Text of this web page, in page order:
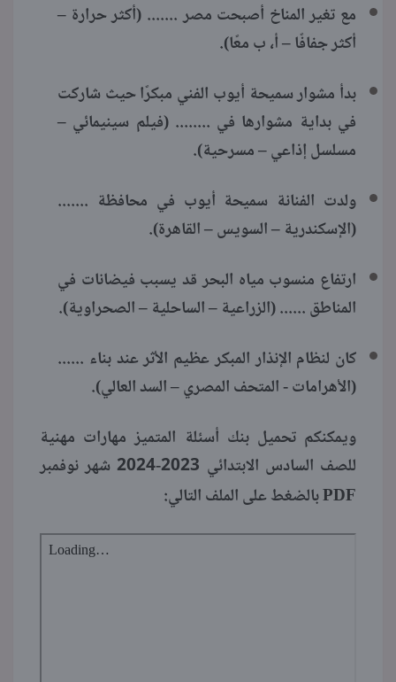
مع تغير المناخ أصبحت مصر ....... (أكثر حرارة –
أكثر جفافًا – أ، ب معًا).
بدأ مشوار سميحة أيوب الفني مبكرًا حيث شاركت
في بداية مشوارها في ........ (فيلم سينيمائي –
مسلسل إذاعي – مسرحية).
ولدت الفنانة سميحة أيوب في محافظة .......
(الإسكندرية – السويس – القاهرة).
ارتفاع منسوب مياه البحر قد يسبب فيضانات في
المناطق ...... (الزراعية – الساحلية – الصحراوية).
كان لنظام الإنذار المبكر عظيم الأثر عند بناء ......
(الأهرامات - المتحف المصري – السد العالي).
ويمكنكم تحميل بنك أسئلة المتميز مهارات مهنية
للصف السادس الابتدائي 2023-2024 شهر نوفمبر
PDFبالضغط على الملف التالي: